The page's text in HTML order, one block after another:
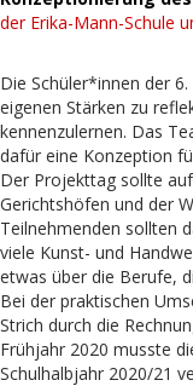
der Erika-Mann-Schule
Die Schüler*innen der
eigenen Stärken zu
kennenzulernen. Das
dafür eine Konzeption
Der Projekttag sollte
Gerichtshöfen und der
Teilnehmenden sollten
viele Kunst- und
etwas über die Berufe,
Bei der praktischen
Strich durch die
Frühjahr 2020 musste
Schulhalbjahr 2020/21